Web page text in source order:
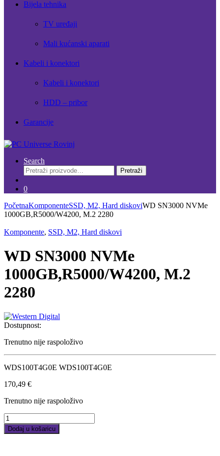
Bijela tehnika
TV uređaji
Mali kućanski aparati
Kabeli i konektori
Kabeli i konektori
HDD – pribor
Garancije
Search
Pretraži:
Pretraži
0
PočetnaKomponenteSSD, M2, Hard diskoviWD SN3000 NVMe
1000GB,R5000/W4200, M.2 2280
Komponente, SSD, M2, Hard diskovi
WD SN3000 NVMe
1000GB,R5000/W4200, M.2
2280
Dostupnost:
Trenutno nije raspoloživo
WDS100T4G0E WDS100T4G0E
170,49 €
Trenutno nije raspoloživo
WD
SN3000
NVMe
Dodaj u košaricu